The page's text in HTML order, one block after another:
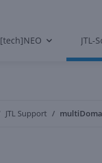
[tech]NEO JTL-
JTL Support